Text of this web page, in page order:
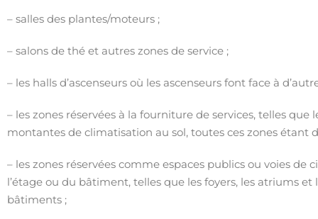
– salles des plantes/moteurs ;
– salons de thé et autres zones de service ;
– les halls d’ascenseurs où les ascenseurs font face à
– les zones réservées à la fourniture de services, telles
montantes de climatisation au sol, toutes ces zones étant
– les zones réservées comme espaces publics ou voies de
l’étage ou du bâtiment, telles que les foyers, les atriums et
bâtiments ;